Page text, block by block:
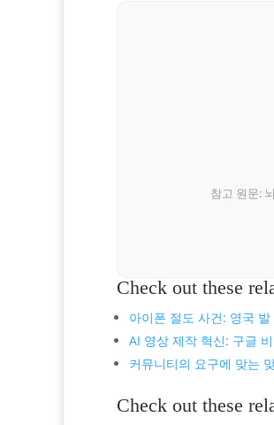
참고 원문:
Check out these
아이폰 절도 사건: 영국 발
AI 영상 제작 혁신: 구글
커뮤니티의 요구에 맞는
Check out these